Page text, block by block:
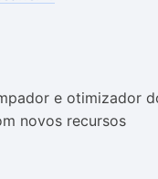
e otimizador
novos recursos